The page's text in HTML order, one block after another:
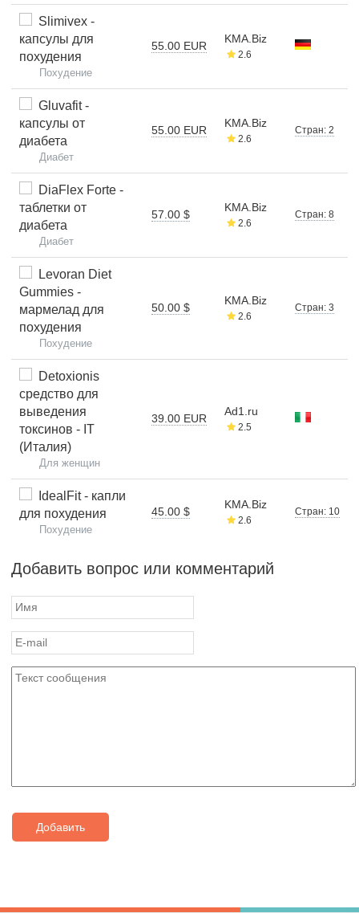
Slimivex -
капсулы для
похудения
Похудение
55.00 EUR
KMA.Biz
2.6
Gluvafit -
капсулы от
диабета
Диабет
55.00 EUR
KMA.Biz
2.6
Стран: 2
DiaFlex Forte -
таблетки от
диабета
Диабет
57.00 $
KMA.Biz
2.6
Стран: 8
Levoran Diet
Gummies -
мармелад для
похудения
Похудение
50.00 $
KMA.Biz
2.6
Стран: 3
Detoxionis
средство для
выведения
токсинов - IT
(Италия)
Для женщин
39.00 EUR
Ad1.ru
2.5
IdealFit - капли
для похудения
Похудение
45.00 $
KMA.Biz
2.6
Стран: 10
Добавить вопрос или комментарий
Добавить